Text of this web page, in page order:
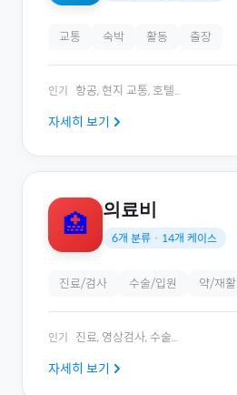
교통 숙박 활동 출장
인기 항공, 현지 교통, 호텔...
자세히 보기
🏥 의료비
6개 분류 · 14개 케이스
진료/검사 수술/입원 약/재활
인기 진료, 영상검사, 수술...
자세히 보기